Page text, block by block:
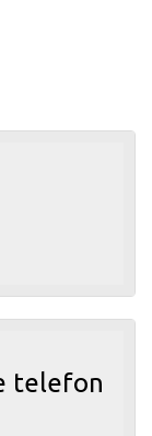
telefon